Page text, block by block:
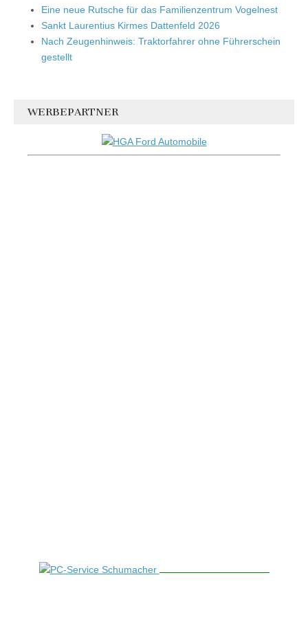
Eine neue Rutsche für das Familienzentrum Vogelnest
Sankt Laurentius Kirmes Dattenfeld 2026
Nach Zeugenhinweis: Traktorfahrer ohne Führerschein
gestellt
WERBEPARTNER